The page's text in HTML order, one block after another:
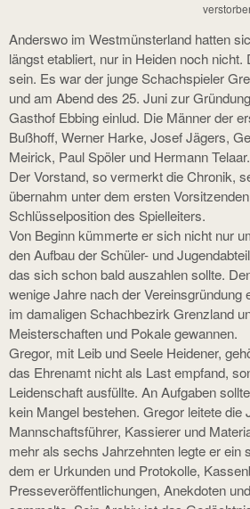
Anderswo im Westmünsterland hatten
längst etabliert, nur in Heiden noch
sein. Es war der junge Schachspieler
und am Abend des 25. Juni zur
Gasthof Ebbing einlud. Die Männer der
Bußhoff, Werner Harke, Josef Jägers,
Meirick, Paul Spöler und Hermann Telaar.
Der Vorstand, so vermerkt die Chronik,
übernahm unter dem ersten
Schlüsselposition des Spielleiters.
Von Beginn kümmerte er sich nicht nur
den Aufbau der Schüler- und
das sich schon bald auszahlen sollte.
wenige Jahre nach der Vereinsgründung
im damaligen Schachbezirk Grenzland
Meisterschaften und Pokale gewannen.
Gregor, mit Leib und Seele Heidener,
das Ehrenamt nicht als Last empfand,
Leidenschaft ausfüllte. An Aufgaben
kein Mangel bestehen. Gregor leitete die
Mannschaftsführer, Kassierer und
mehr als sechs Jahrzehnten legte er ein
dem er Urkunden und Protokolle,
Presseveröffentlichungen, Anekdoten